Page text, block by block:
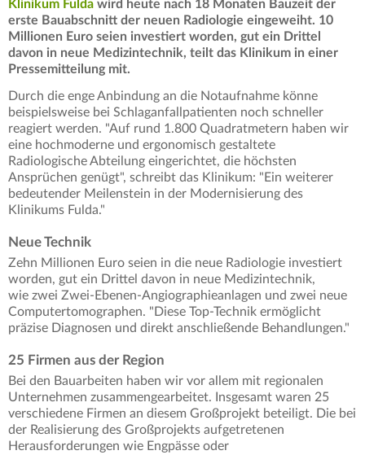
Klinikum Fulda wird heute nach 18 Monaten Bauzeit der
erste Bauabschnitt der neuen Radiologie eingeweiht. 10
Millionen Euro seien investiert worden, gut ein Drittel
davon in neue Medizintechnik, teilt das Klinikum in einer
Pressemitteilung mit.
Durch die enge Anbindung an die Notaufnahme könne
beispielsweise bei Schlaganfallpatienten noch schneller
reagiert werden. "Auf rund 1.800 Quadratmetern haben wir
eine hochmoderne und ergonomisch gestaltete
Radiologische Abteilung eingerichtet, die höchsten
Ansprüchen genügt", schreibt das Klinikum: "Ein weiterer
bedeutender Meilenstein in der Modernisierung des
Klinikums Fulda."
Neue Technik
Zehn Millionen Euro seien in die neue Radiologie investiert
worden, gut ein Drittel davon in neue Medizintechnik,
wie zwei Zwei-Ebenen-Angiographieanlagen und zwei neue
Computertomographen. "Diese Top-Technik ermöglicht
präzise Diagnosen und direkt anschließende Behandlungen."
25 Firmen aus der Region
Bei den Bauarbeiten haben wir vor allem mit regionalen
Unternehmen zusammengearbeitet. Insgesamt waren 25
verschiedene Firmen an diesem Großprojekt beteiligt. Die bei
der Realisierung des Großprojekts aufgetretenen
Herausforderungen wie Engpässe oder